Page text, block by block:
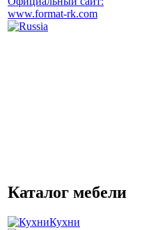
www.format-rk.com
Каталог мебели
Кухни